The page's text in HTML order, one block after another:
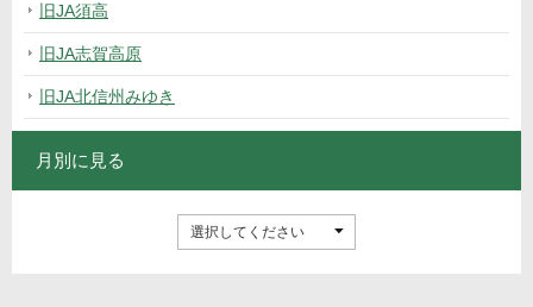
旧JA須高
旧JA志賀高原
旧JA北信州みゆき
月別に見る